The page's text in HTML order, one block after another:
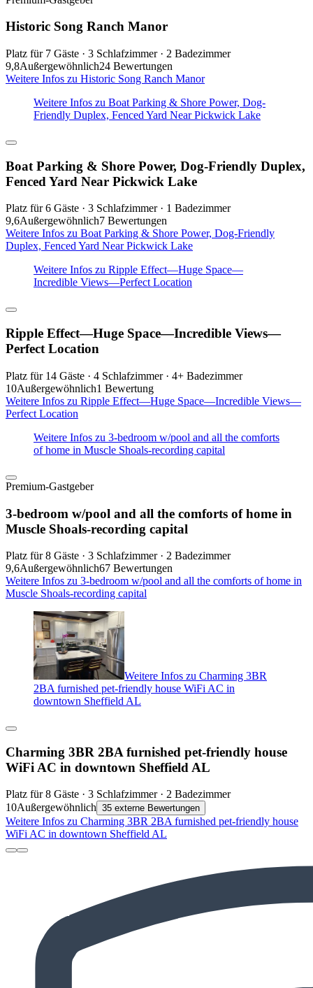
Historic Song Ranch Manor
Platz für 7 Gäste · 3 Schlafzimmer · 2 Badezimmer
9,8Außergewöhnlich24 Bewertungen
Weitere Infos zu Historic Song Ranch Manor
Weitere Infos zu Boat Parking & Shore Power, Dog-
Friendly Duplex, Fenced Yard Near Pickwick Lake
Boat Parking & Shore Power, Dog-Friendly Duplex,
Fenced Yard Near Pickwick Lake
Platz für 6 Gäste · 3 Schlafzimmer · 1 Badezimmer
9,6Außergewöhnlich7 Bewertungen
Weitere Infos zu Boat Parking & Shore Power, Dog-Friendly
Duplex, Fenced Yard Near Pickwick Lake
Weitere Infos zu Ripple Effect—Huge Space—
Incredible Views—Perfect Location
Ripple Effect—Huge Space—Incredible Views—
Perfect Location
Platz für 14 Gäste · 4 Schlafzimmer · 4+ Badezimmer
10Außergewöhnlich1 Bewertung
Weitere Infos zu Ripple Effect—Huge Space—Incredible Views—
Perfect Location
Weitere Infos zu 3-bedroom w/pool and all the comforts
of home in Muscle Shoals-recording capital
Premium-Gastgeber
3-bedroom w/pool and all the comforts of home in
Muscle Shoals-recording capital
Platz für 8 Gäste · 3 Schlafzimmer · 2 Badezimmer
9,6Außergewöhnlich67 Bewertungen
Weitere Infos zu 3-bedroom w/pool and all the comforts of home in
Muscle Shoals-recording capital
Weitere Infos zu Charming 3BR
2BA furnished pet-friendly house WiFi AC in
downtown Sheffield AL
Charming 3BR 2BA furnished pet-friendly house
WiFi AC in downtown Sheffield AL
Platz für 8 Gäste · 3 Schlafzimmer · 2 Badezimmer
10Außergewöhnlich 35 externe Bewertungen
Weitere Infos zu Charming 3BR 2BA furnished pet-friendly house
WiFi AC in downtown Sheffield AL